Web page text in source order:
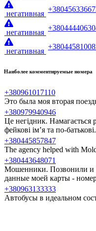
негативная
негативная
негативная
Наиболее комментируемые номера
+380961017110
Это была моя вторая
+380979940946
Це негідник. Намагається
фейкові ім’я та по-
+380445857847
The agency helped with
+380443648071
Мошенники. Позвонили и
данные моей карты -
+380963133333
Автобусы в идеальном